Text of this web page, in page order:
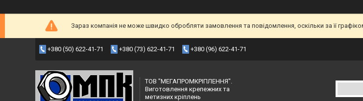
Зараз компанія не може швидко обробляти замовлення та повідомлення, оскільки за її
+380 (50) 622-41-71 +380 (73) 622-41-71 +380 (96) 622-41-71
ТОВ "МЕГАПРОМКРІПЛЕННЯ".
Виготовлення крепежних та
метизних кріплень